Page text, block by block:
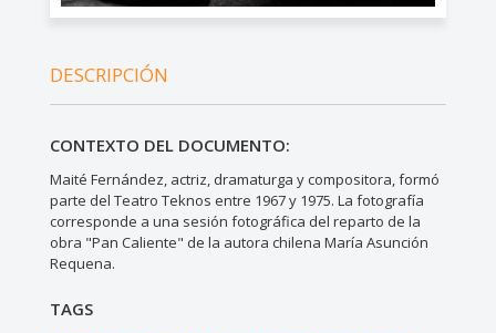
DESCRIPCIÓN
CONTEXTO DEL DOCUMENTO:
Maité Fernández, actriz, dramaturga y compositora, formó
parte del Teatro Teknos entre 1967 y 1975. La fotografía
corresponde a una sesión fotográfica del reparto de la
obra "Pan Caliente" de la autora chilena María Asunción
Requena.
TAGS